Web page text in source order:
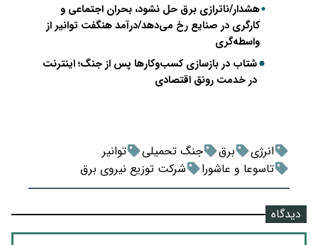
هشدار/ناترازی برق حل نشود، بحران اجتماعی و
کارگری در صنایع رخ می‌دهد/درآمد هنگفت توانیر از
واسطه‌گری
شتاب در بازسازی کسب‌وکارها پس از جنگ؛ اینترنت
در خدمت رونق اقتصادی
انرژی برق جنگ تحمیلی
توانیر
تاسوعا و عاشورا
شرکت توزیع نیروی برق
دیدگاه